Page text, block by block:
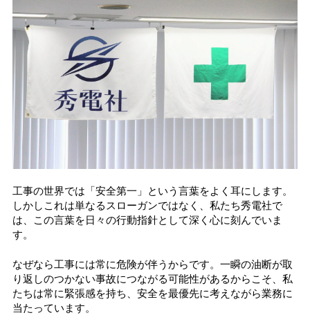
工事の世界では「安全第一」という言葉をよく耳にします。
しかしこれは単なるスローガンではなく、私たち秀電社で
は、この言葉を日々の行動指針として深く心に刻んでいま
す。
なぜなら工事には常に危険が伴うからです。一瞬の油断が取
り返しのつかない事故につながる可能性があるからこそ、私
たちは常に緊張感を持ち、安全を最優先に考えながら業務に
当たっています。